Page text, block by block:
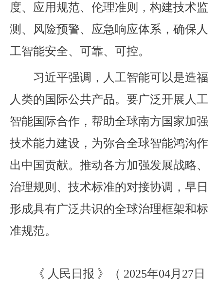
度、应用规范、伦理准则，构建技术监
测、风险预警、应急响应体系，确保人
工智能安全、可靠、可控。
习近平强调，人工智能可以是造福
人类的国际公共产品。要广泛开展人工
智能国际合作，帮助全球南方国家加强
技术能力建设，为弥合全球智能鸿沟作
出中国贡献。推动各方加强发展战略、
治理规则、技术标准的对接协调，早日
形成具有广泛共识的全球治理框架和标
准规范。
《 人民日报 》（ 2025年04月27日